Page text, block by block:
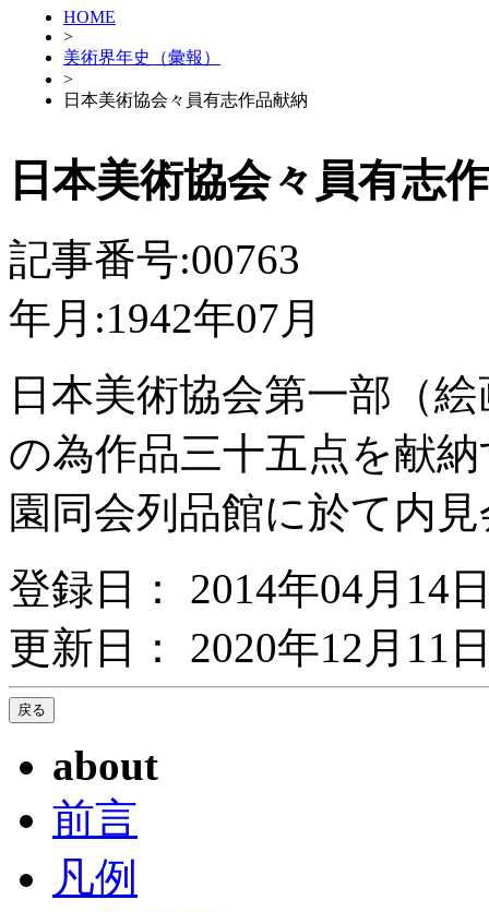
HOME
>
美術界年史（彙報）
>
日本美術協会々員有志作品献納
日本美術協会々員有志
記事番号:00763
年月:1942年07月
日本美術協会第一部（
の為作品三十五点を献
園同会列品館に於て内
登録日： 2014年04月14
更新日： 2020年12月11
about
前言
凡例